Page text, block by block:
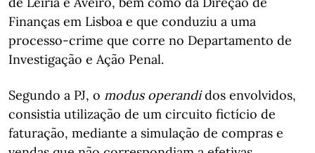
Finanças em Lisboa e que conduziu a uma
processo-crime que corre no Departamento de
Investigação e Ação Penal.
Segundo a PJ, o modus operandidos envolvidos,
consistia utilização de um circuito fictício de
faturação, mediante a simulação de compras e